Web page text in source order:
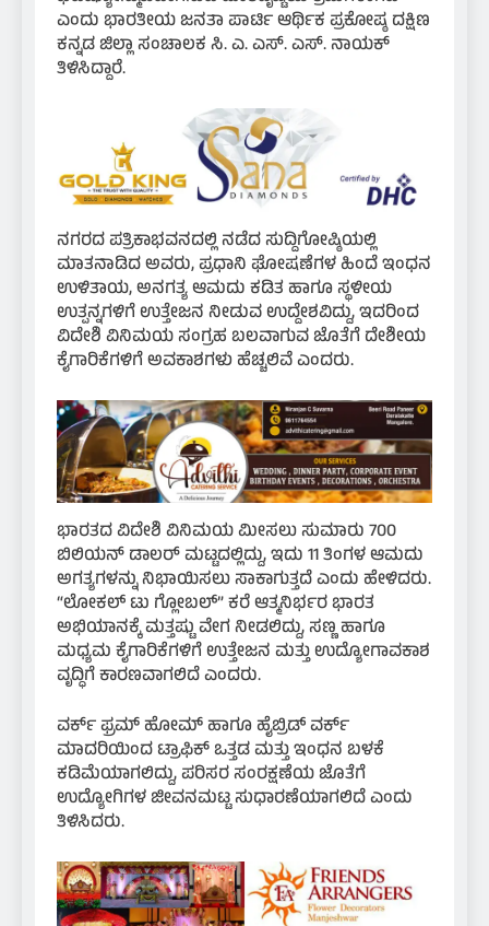
ಎಂದು ಭಾರತೀಯ ಜನತಾ ಪಾರ್ಟಿ ಆರ್ಥಿಕ ಪ್ರಕೋಷ್ಠ ದಕ್ಷಿಣ
ಕನ್ನಡ ಜಿಲ್ಲಾ ಸಂಚಾಲಕ ಸಿ. ಎ. ಎಸ್. ಎಸ್. ನಾಯಕ್
ತಿಳಿಸಿದ್ದಾರೆ.
ನಗರದ ಪತ್ರಿಕಾಭವನದಲ್ಲಿ ನಡೆದ ಸುದ್ದಿಗೋಷ್ಠಿಯಲ್ಲಿ
ಮಾತನಾಡಿದ ಅವರು, ಪ್ರಧಾನಿ ಘೋಷಣೆಗಳ ಹಿಂದೆ ಇಂಧನ
ಉಳಿತಾಯ, ಅನಗತ್ಯ ಆಮದು ಕಡಿತ ಹಾಗೂ ಸ್ಥಳೀಯ
ಉತ್ಪನ್ನಗಳಿಗೆ ಉತ್ತೇಜನ ನೀಡುವ ಉದ್ದೇಶವಿದ್ದು, ಇದರಿಂದ
ವಿದೇಶಿ ವಿನಿಮಯ ಸಂಗ್ರಹ ಬಲವಾಗುವ ಜೊತೆಗೆ ದೇಶೀಯ
ಕೈಗಾರಿಕೆಗಳಿಗೆ ಅವಕಾಶಗಳು ಹೆಚ್ಚಲಿವೆ ಎಂದರು.
ಭಾರತದ ವಿದೇಶಿ ವಿನಿಮಯ ಮೀಸಲು ಸುಮಾರು 700
ಬಿಲಿಯನ್ ಡಾಲರ್ ಮಟ್ಟದಲ್ಲಿದ್ದು, ಇದು 11 ತಿಂಗಳ ಆಮದು
ಅಗತ್ಯಗಳನ್ನು ನಿಭಾಯಿಸಲು ಸಾಕಾಗುತ್ತದೆ ಎಂದು ಹೇಳಿದರು.
“ಲೋಕಲ್ ಟು ಗ್ಲೋಬಲ್” ಕರೆ ಆತ್ಮನಿರ್ಭರ ಭಾರತ
ಅಭಿಯಾನಕ್ಕೆ ಮತ್ತಷ್ಟು ವೇಗ ನೀಡಲಿದ್ದು, ಸಣ್ಣ ಹಾಗೂ
ಮಧ್ಯಮ ಕೈಗಾರಿಕೆಗಳಿಗೆ ಉತ್ತೇಜನ ಮತ್ತು ಉದ್ಯೋಗಾವಕಾಶ
ವೃದ್ಧಿಗೆ ಕಾರಣವಾಗಲಿದೆ ಎಂದರು.
ವರ್ಕ್ ಫ್ರಮ್ ಹೋಮ್ ಹಾಗೂ ಹೈಬ್ರಿಡ್ ವರ್ಕ್
ಮಾದರಿಯಿಂದ ಟ್ರಾಫಿಕ್ ಒತ್ತಡ ಮತ್ತು ಇಂಧನ ಬಳಕೆ
ಕಡಿಮೆಯಾಗಲಿದ್ದು, ಪರಿಸರ ಸಂರಕ್ಷಣೆಯ ಜೊತೆಗೆ
ಉದ್ಯೋಗಿಗಳ ಜೀವನಮಟ್ಟ ಸುಧಾರಣೆಯಾಗಲಿದೆ ಎಂದು
ತಿಳಿಸಿದರು.